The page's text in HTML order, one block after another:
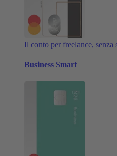
Il conto per freelance, senza
Business Smart